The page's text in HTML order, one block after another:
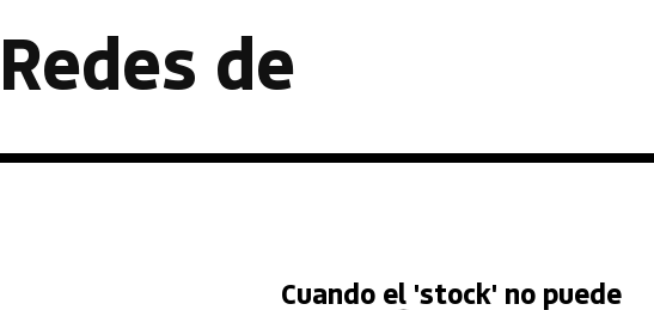
de
Cuando el 'stock' no puede